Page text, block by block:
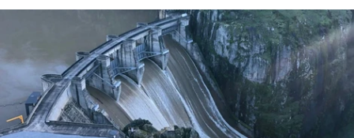
ARTIGOS RELACIONADOS
Nova polémica com Luís
Neves. Ministro nega